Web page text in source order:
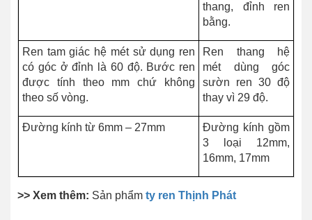
thang, đỉnh ren
bằng.
Ren tam giác hệ mét sử dụng ren
có góc ở đỉnh là 60 độ. Bước ren
được tính theo mm chứ không
theo số vòng.
Ren thang hệ
mét dùng góc
sườn ren 30 độ
thay vì 29 độ.
Đường kính từ 6mm – 27mm
Đường kính gồm
3 loại 12mm,
16mm, 17mm
>> Xem thêm: Sản phẩm ty ren Thịnh Phát